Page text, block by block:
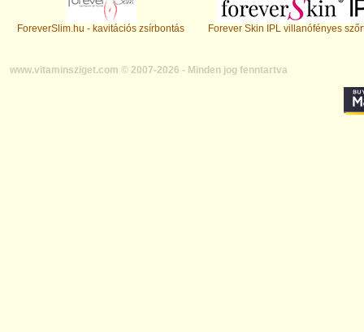
ForeverSlim.hu - kavitációs zsírbontás Forever Skin IPL villanófényes
www.vitaminsziget.com © 2007-2026 - Minden jog fenntartva